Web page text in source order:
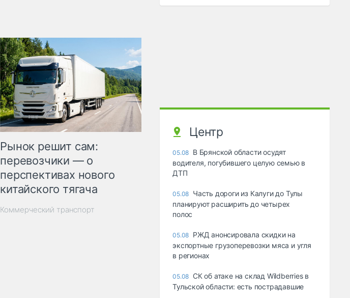
Рынок решит сам:
перевозчики — о
перспективах нового
китайского тягача
Коммерческий транспорт
Центр
05.08 В Брянской области осудят
водителя, погубившего целую семью в
ДТП
05.08 Часть дороги из Калуги до Тулы
планируют расширить до четырех
полос
05.08 РЖД анонсировала скидки на
экспортные грузоперевозки мяса и угля
в регионах
05.08 СК об атаке на склад Wildberries в
Тульской области: есть пострадавшие